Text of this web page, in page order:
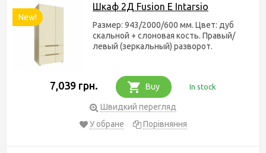
New!
Шкаф 2Д Fusion E Intarsio
Размер: 943/2000/600 мм. Цвет: дуб
скальной + слоновая кость. Правый/
левый (зеркальный) разворот.
7,039 грн. Buy In stock
Швидкий перегляд
У обране
Порівняння